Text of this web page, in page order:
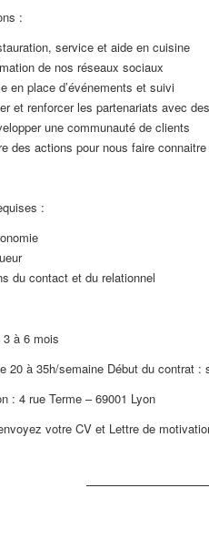
:
service et aide en cuisine
de nos réseaux sociaux
en place d’événements et suivi
et renforcer les partenariats avec
une communauté de clients
des actions pour nous faire
:
du contact et du relationnel
3 à 6 mois
20 à 35h/semaine Début du contrat :
: 4 rue Terme – 69001 Lyon
votre CV et Lettre de